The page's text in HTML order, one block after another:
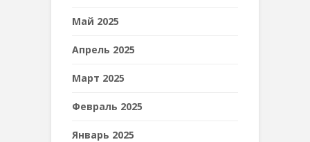
Май 2025
Апрель 2025
Март 2025
Февраль 2025
Январь 2025